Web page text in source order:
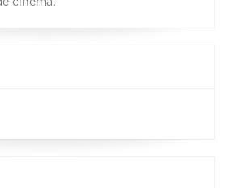
cinema.